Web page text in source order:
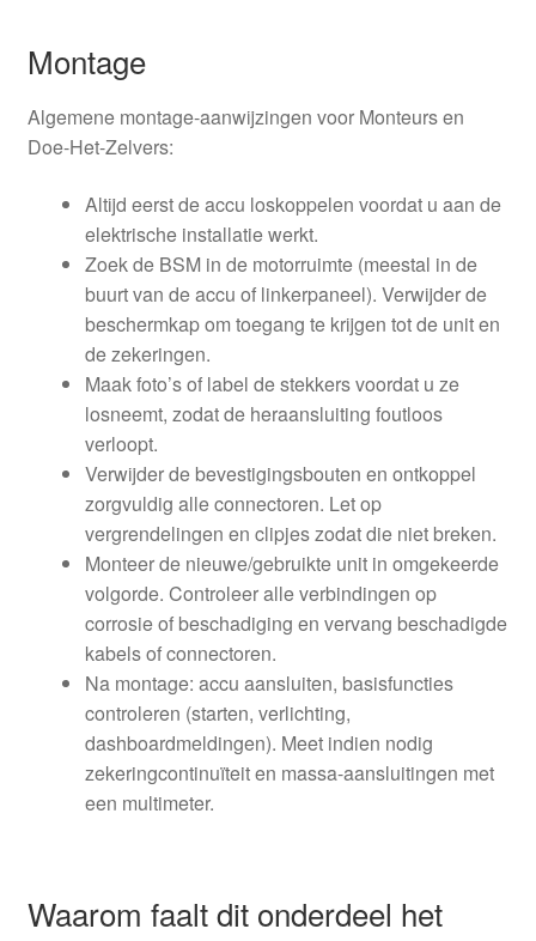
Montage
Algemene montage-aanwijzingen voor Monteurs en
Doe-Het-Zelvers:
Altijd eerst de accu loskoppelen voordat u aan de
elektrische installatie werkt.
Zoek de BSM in de motorruimte (meestal in de
buurt van de accu of linkerpaneel). Verwijder de
beschermkap om toegang te krijgen tot de unit en
de zekeringen.
Maak foto’s of label de stekkers voordat u ze
losneemt, zodat de heraansluiting foutloos
verloopt.
Verwijder de bevestigingsbouten en ontkoppel
zorgvuldig alle connectoren. Let op
vergrendelingen en clipjes zodat die niet breken.
Monteer de nieuwe/gebruikte unit in omgekeerde
volgorde. Controleer alle verbindingen op
corrosie of beschadiging en vervang beschadigde
kabels of connectoren.
Na montage: accu aansluiten, basisfuncties
controleren (starten, verlichting,
dashboardmeldingen). Meet indien nodig
zekeringcontinuïteit en massa-aansluitingen met
een multimeter.
Waarom faalt dit onderdeel het